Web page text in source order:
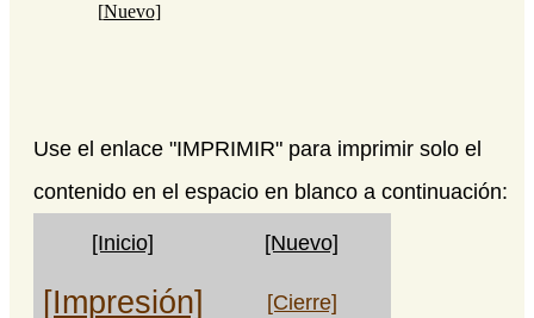
[Nuevo]
Use el enlace "IMPRIMIR" para imprimir solo el
contenido en el espacio en blanco a continuación:
[Inicio] [Nuevo]
[Impresión] [Cierre]